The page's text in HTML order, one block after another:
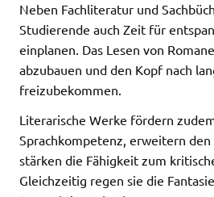
Neben Fachliteratur und
Studierende auch Zeit für
einplanen. Das Lesen von
abzubauen und den Kopf nach
freizubekommen.
Literarische Werke fördern
Sprachkompetenz, erweitern
stärken die Fähigkeit zum
Gleichzeitig regen sie die